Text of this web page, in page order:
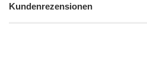
Kundenrezensionen